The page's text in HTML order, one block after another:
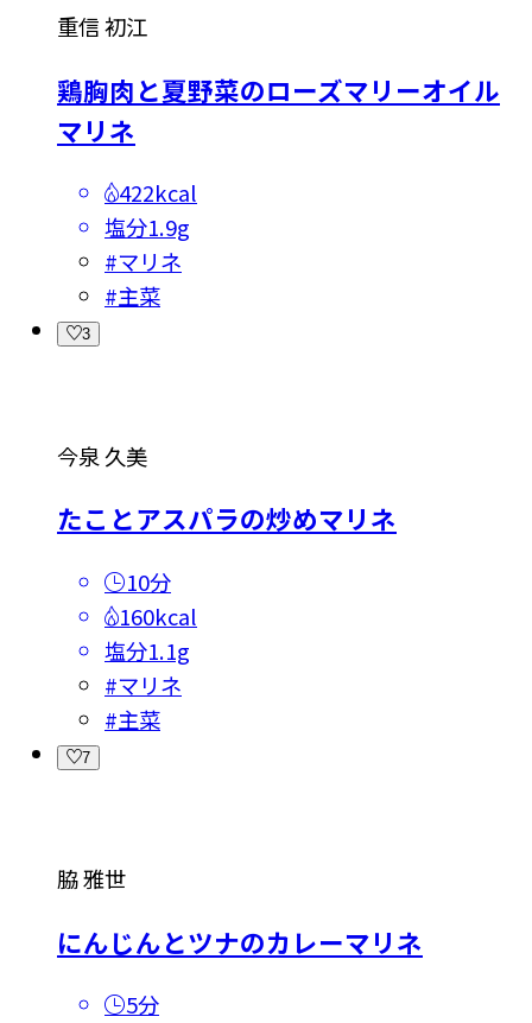
重信 初江
鶏胸肉と夏野菜のローズマリーオイル
マリネ
422kcal
塩分1.9g
#マリネ
#主菜
3
今泉 久美
たことアスパラの炒めマリネ
10分
160kcal
塩分1.1g
#マリネ
#主菜
7
脇 雅世
にんじんとツナのカレーマリネ
5分